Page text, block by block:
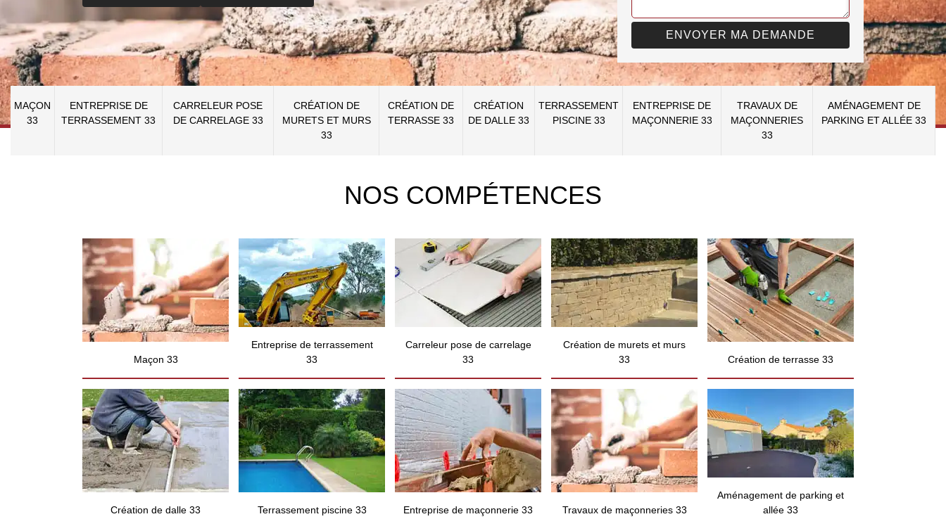
MAÇON
33
ENTREPRISE DE
TERRASSEMENT 33
CARRELEUR POSE
DE CARRELAGE 33
CRÉATION DE
MURETS ET MURS
33
CRÉATION DE
TERRASSE 33
CRÉATION
DE DALLE 33
TERRASSEMENT
PISCINE 33
ENTREPRISE DE
MAÇONNERIE 33
TRAVAUX DE
MAÇONNERIES
33
AMÉNAGEMENT DE
PARKING ET ALLÉE 33
NOS COMPÉTENCES
Maçon 33
Entreprise de terrassement
33
Carreleur pose de carrelage
33
Création de murets et murs
33
Création de terrasse 33
Création de dalle 33 Terrassement piscine 33 Entreprise de maçonnerie 33 Travaux de maçonneries 33
Aménagement de parking et
allée 33